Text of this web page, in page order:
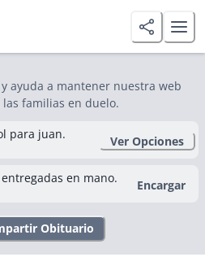
ayuda a mantener nuestra web
familias en duelo.
para juan. Ver Opciones
en mano. Encargar
Obituario